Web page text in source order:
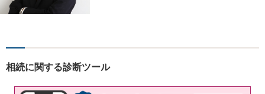
相続に関する診断ツール